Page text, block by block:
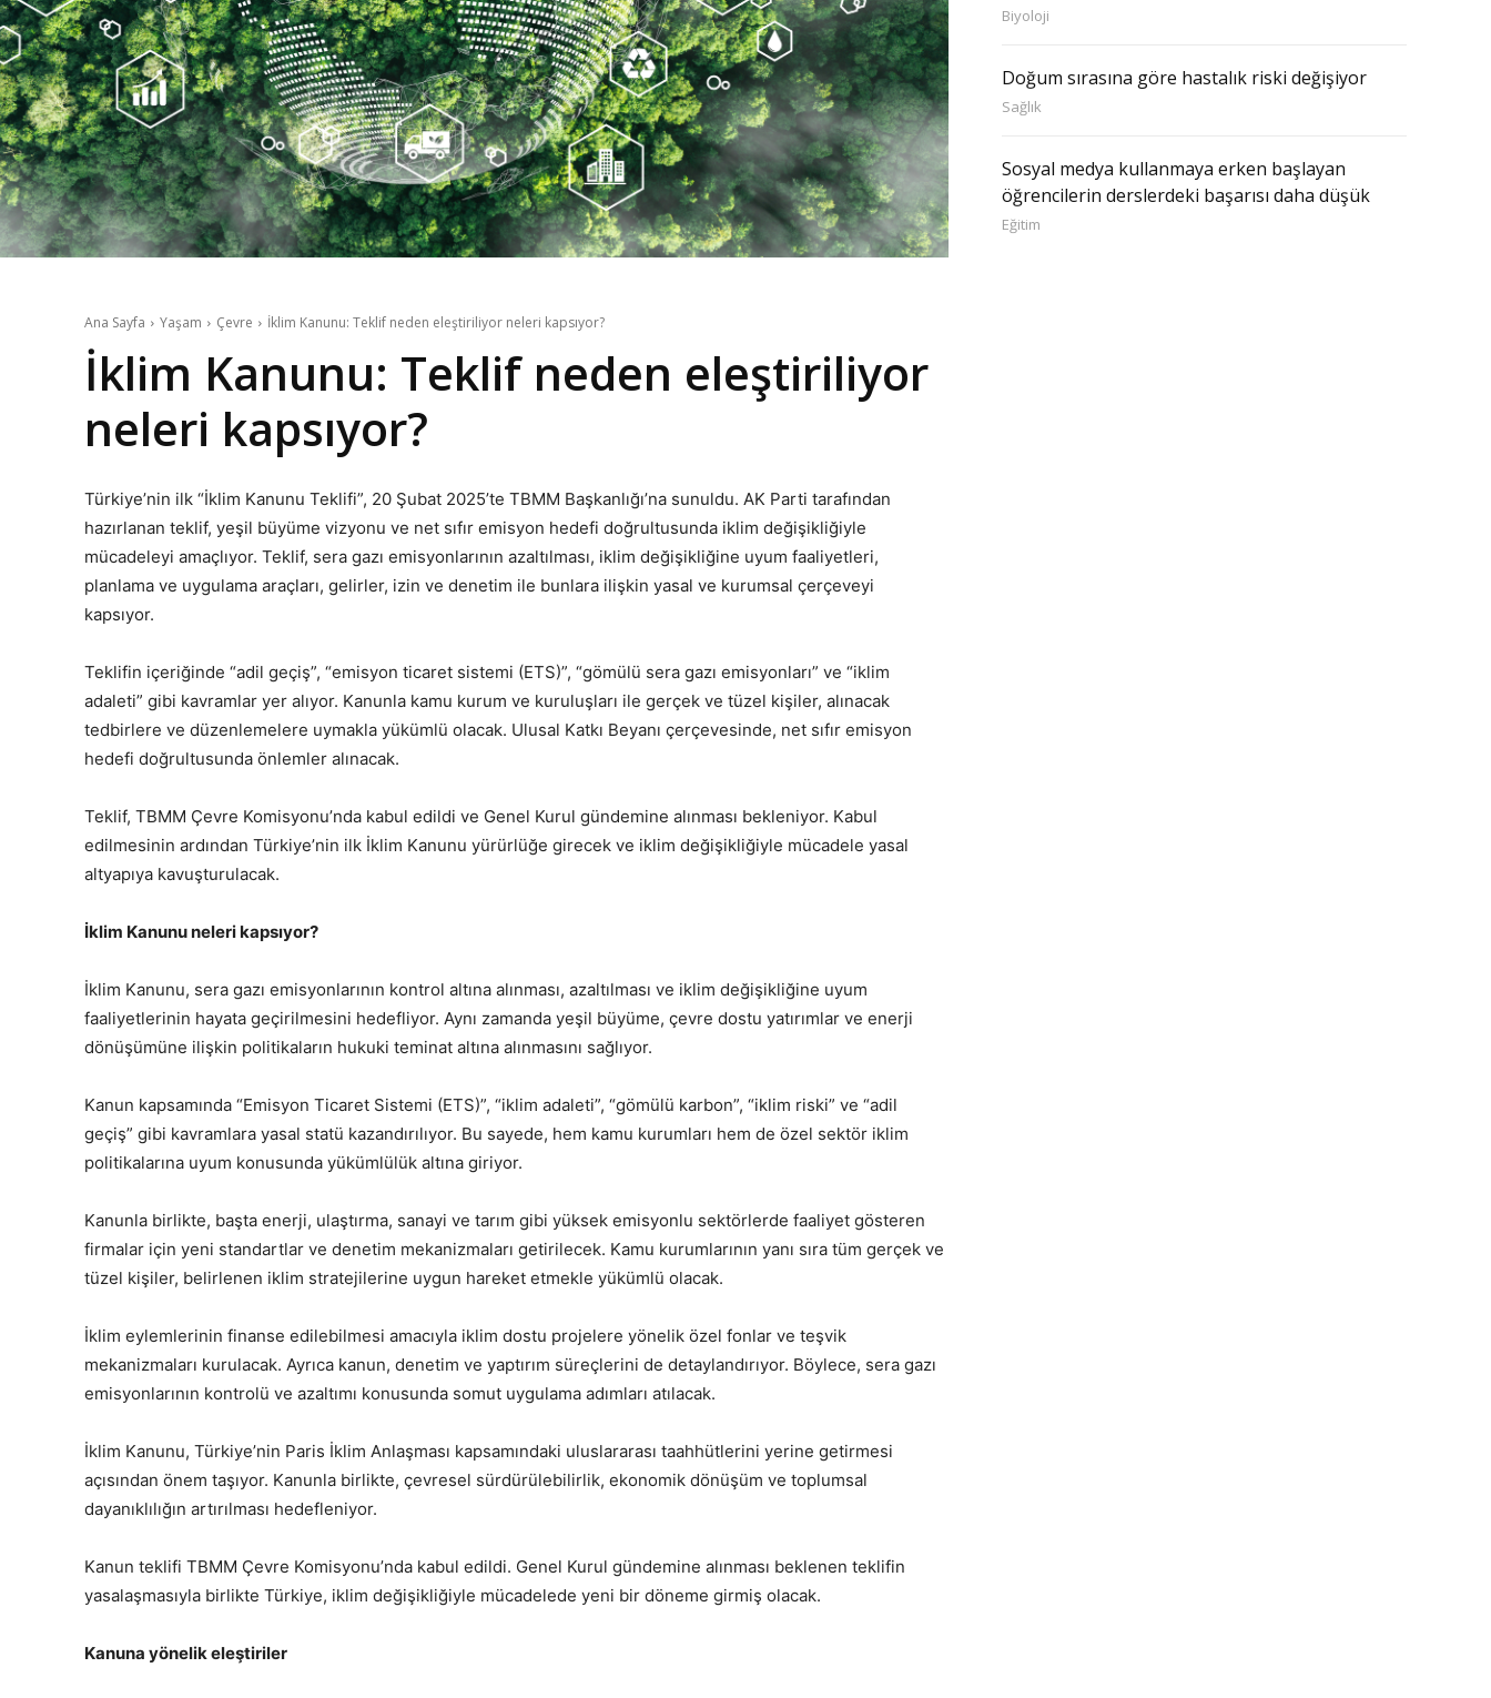
Ana Sayfa Yaşam Çevre İklim Kanunu: Teklif neden eleştiriliyor neleri kapsıyor?
İklim Kanunu: Teklif neden eleştiriliyor
neleri kapsıyor?
Türkiye’nin ilk “İklim Kanunu Teklifi”, 20 Şubat 2025’te TBMM Başkanlığı’na sunuldu. AK Parti tarafından
hazırlanan teklif, yeşil büyüme vizyonu ve net sıfır emisyon hedefi doğrultusunda iklim değişikliğiyle
mücadeleyi amaçlıyor. Teklif, sera gazı emisyonlarının azaltılması, iklim değişikliğine uyum faaliyetleri,
planlama ve uygulama araçları, gelirler, izin ve denetim ile bunlara ilişkin yasal ve kurumsal çerçeveyi
kapsıyor. ​
Teklifin içeriğinde “adil geçiş”, “emisyon ticaret sistemi (ETS)”, “gömülü sera gazı emisyonları” ve “iklim
adaleti” gibi kavramlar yer alıyor. Kanunla kamu kurum ve kuruluşları ile gerçek ve tüzel kişiler, alınacak
tedbirlere ve düzenlemelere uymakla yükümlü olacak. Ulusal Katkı Beyanı çerçevesinde, net sıfır emisyon
hedefi doğrultusunda önlemler alınacak. ​
Teklif, TBMM Çevre Komisyonu’nda kabul edildi ve Genel Kurul gündemine alınması bekleniyor. Kabul
edilmesinin ardından Türkiye’nin ilk İklim Kanunu yürürlüğe girecek ve iklim değişikliğiyle mücadele yasal
altyapıya kavuşturulacak.
İklim Kanunu neleri kapsıyor?
İklim Kanunu, sera gazı emisyonlarının kontrol altına alınması, azaltılması ve iklim değişikliğine uyum
faaliyetlerinin hayata geçirilmesini hedefliyor. Aynı zamanda yeşil büyüme, çevre dostu yatırımlar ve enerji
dönüşümüne ilişkin politikaların hukuki teminat altına alınmasını sağlıyor.
Kanun kapsamında “Emisyon Ticaret Sistemi (ETS)”, “iklim adaleti”, “gömülü karbon”, “iklim riski” ve “adil
geçiş” gibi kavramlara yasal statü kazandırılıyor. Bu sayede, hem kamu kurumları hem de özel sektör iklim
politikalarına uyum konusunda yükümlülük altına giriyor.
Kanunla birlikte, başta enerji, ulaştırma, sanayi ve tarım gibi yüksek emisyonlu sektörlerde faaliyet gösteren
firmalar için yeni standartlar ve denetim mekanizmaları getirilecek. Kamu kurumlarının yanı sıra tüm gerçek ve
tüzel kişiler, belirlenen iklim stratejilerine uygun hareket etmekle yükümlü olacak.
İklim eylemlerinin finanse edilebilmesi amacıyla iklim dostu projelere yönelik özel fonlar ve teşvik
mekanizmaları kurulacak. Ayrıca kanun, denetim ve yaptırım süreçlerini de detaylandırıyor. Böylece, sera gazı
emisyonlarının kontrolü ve azaltımı konusunda somut uygulama adımları atılacak.
İklim Kanunu, Türkiye’nin Paris İklim Anlaşması kapsamındaki uluslararası taahhütlerini yerine getirmesi
açısından önem taşıyor. Kanunla birlikte, çevresel sürdürülebilirlik, ekonomik dönüşüm ve toplumsal
dayanıklılığın artırılması hedefleniyor.
Kanun teklifi TBMM Çevre Komisyonu’nda kabul edildi. Genel Kurul gündemine alınması beklenen teklifin
yasalaşmasıyla birlikte Türkiye, iklim değişikliğiyle mücadelede yeni bir döneme girmiş olacak.
Kanuna yönelik eleştiriler
Biyoloji
Doğum sırasına göre hastalık riski değişiyor
Sağlık
Sosyal medya kullanmaya erken başlayan
öğrencilerin derslerdeki başarısı daha düşük
Eğitim